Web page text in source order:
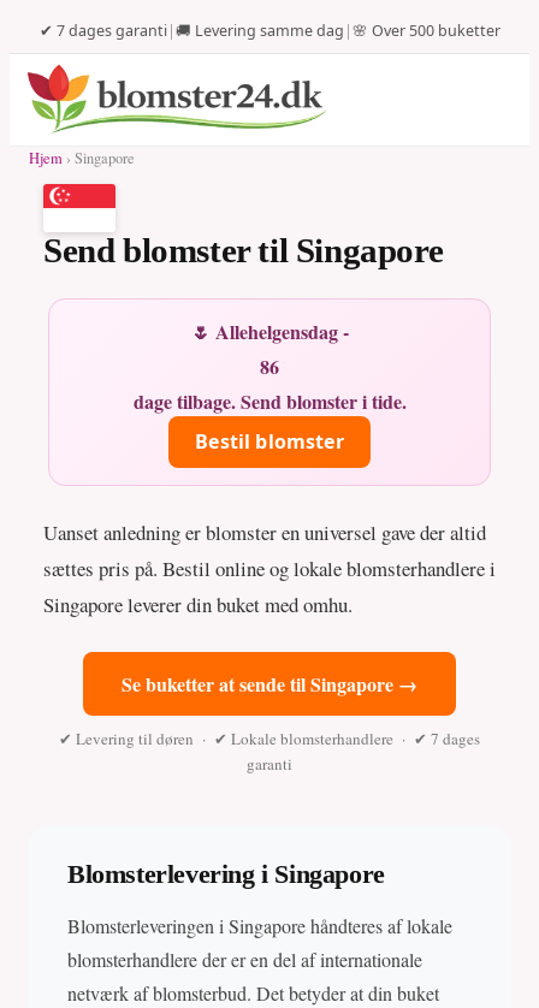
✔ 7 dages garanti|🚚 Levering samme dag |🌸 Over 500 buketter
Hjem › Singapore
Send blomster til Singapore
🌷 Allehelgensdag -
86
dage tilbage. Send blomster i tide.
Bestil blomster
Uanset anledning er blomster en universel gave der altid
sættes pris på. Bestil online og lokale blomsterhandlere i
Singapore leverer din buket med omhu.
Se buketter at sende til Singapore →
✔ Levering til døren · ✔ Lokale blomsterhandlere · ✔ 7 dages
garanti
Blomsterlevering i Singapore
Blomsterleveringen i Singapore håndteres af lokale
blomsterhandlere der er en del af internationale
netværk af blomsterbud. Det betyder at din buket